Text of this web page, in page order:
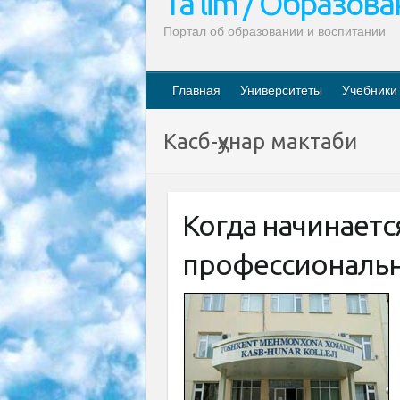
Портал об образовании и воспитании
Главная Университеты Учебники
Касб-ҳунар мактаби
Когда